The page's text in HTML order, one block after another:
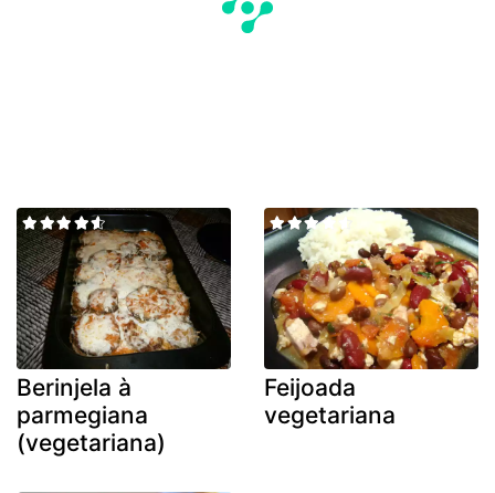
Berinjela à
parmegiana
(vegetariana)
Feijoada
vegetariana